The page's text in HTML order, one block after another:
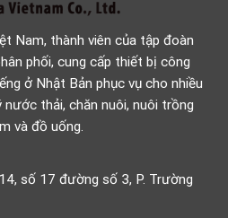
Nam, thành viên của tập đoàn
phối, cung cấp thiết bị công
ở Nhật Bản phục vụ cho nhiều
thải, chăn nuôi, nuôi trồng
và đồ uống.
số 17 đường số 3, P. Trường